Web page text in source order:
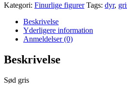
Kategori: Finurlige figurer Tags: dyr,
Beskrivelse
Yderligere information
Anmeldelser (0)
Beskrivelse
Sød gris